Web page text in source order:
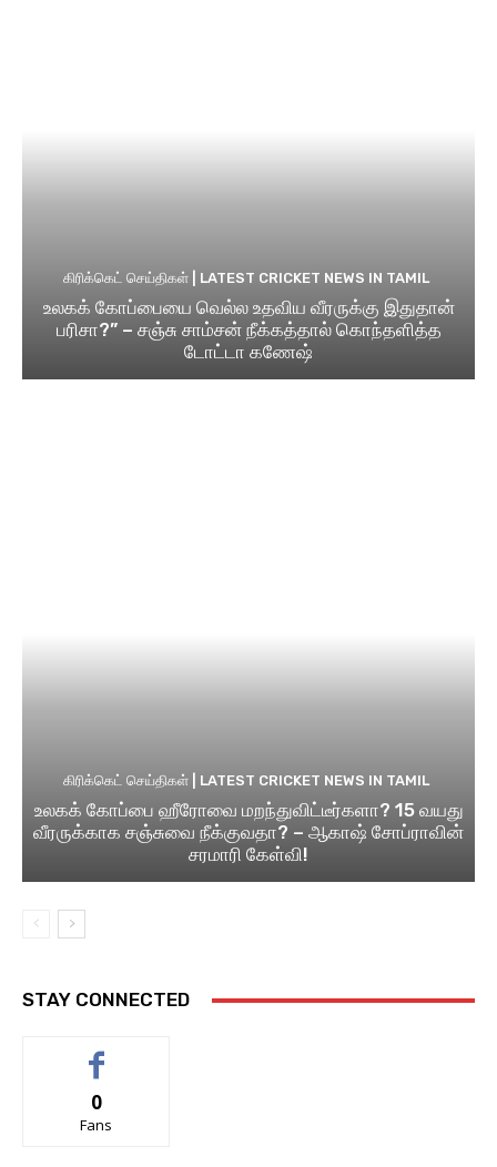
கிரிக்கெட் செய்திகள் | LATEST CRICKET NEWS IN TAMIL
உலகக் கோப்பையை வெல்ல உதவிய வீரருக்கு இதுதான்
பரிசா?” – சஞ்சு சாம்சன் நீக்கத்தால் கொந்தளித்த
டோட்டா கணேஷ்
கிரிக்கெட் செய்திகள் | LATEST CRICKET NEWS IN TAMIL
உலகக் கோப்பை ஹீரோவை மறந்துவிட்டீர்களா? 15 வயது
வீரருக்காக சஞ்சுவை நீக்குவதா? – ஆகாஷ் சோப்ராவின்
சரமாரி கேள்வி!
STAY CONNECTED
0
Fans